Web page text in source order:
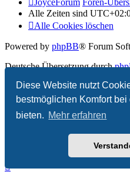
Diese Website nutzt
bestmöglichen Komfort bei
bieten. Mehr erfahren
JoyceForum Foren-
Alle Zeiten sind
Alle Cookies löschen
Powered by phpBB® Forum
Deutsche Übersetzung durch
Datenschutz |